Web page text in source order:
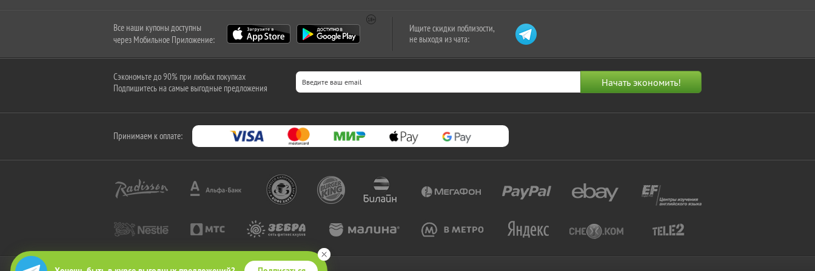
Все наши купоны доступны
через Мобильное Приложение:
Ищите скидки поблизости,
не выходя из чата:
Сэкономьте до 90% при любых покупках
Подпишитесь на самые выгодные предложения
Принимаем к оплате: